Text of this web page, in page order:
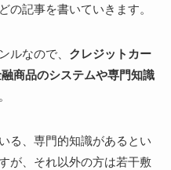
の記事を書いていきます。
ルなので、 クレジットカー
商品のシステムや専門知識
る、専門的知識があるとい
が、それ以外の方は若干敷